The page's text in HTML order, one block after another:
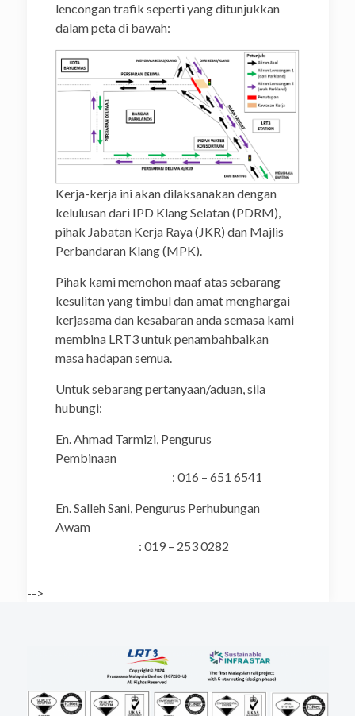
lencongan trafik seperti yang ditunjukkan
dalam peta di bawah:
Kerja-kerja ini akan dilaksanakan dengan
kelulusan dari IPD Klang Selatan (PDRM),
pihak Jabatan Kerja Raya (JKR) dan Majlis
Perbandaran Klang (MPK).
Pihak kami memohon maaf atas sebarang
kesulitan yang timbul dan amat menghargai
kerjasama dan kesabaran anda semasa kami
membina LRT3 untuk penambahbaikan
masa hadapan semua.
Untuk sebarang pertanyaan/aduan, sila
hubungi:
En. Ahmad Tarmizi, Pengurus
Pembinaan
: 016 – 651 6541
En. Salleh Sani, Pengurus Perhubungan
Awam
: 019 – 253 0282
-->